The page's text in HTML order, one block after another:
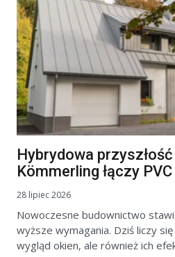
Hybrydowa
Kömmerling łączy
28 lipiec 2026
Nowoczesne budownictwo
wyższe wymagania. Dziś liczy
wygląd okien, ale również ich